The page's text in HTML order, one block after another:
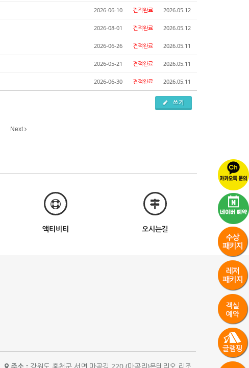
2026-06-10 견적완료 2026.05.12
2026-08-01 견적완료 2026.05.12
2026-06-26 견적완료 2026.05.11
2026-05-21 견적완료 2026.05.11
2026-06-30 견적완료 2026.05.11
쓰기
Next
액티비티 오시는길